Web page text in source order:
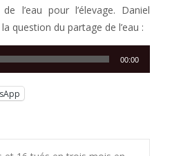
l’eau pour l’élevage. Daniel
question du partage de l’eau :
00:00